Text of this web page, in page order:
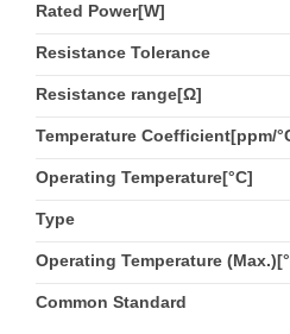
Rated Power[W]
Resistance Tolerance
Resistance range[Ω]
Temperature Coefficient[ppm/
Operating Temperature[°C]
Type
Operating Temperature
Common Standard